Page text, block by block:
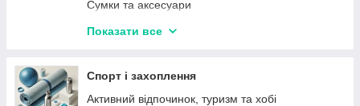
Міні принтер та термопапір
Проектори для дому
Сумки та аксесуари
Наручний годинник
Грілки
Показати все
Спорт і захоплення
Активний відпочинок, туризм та хобі